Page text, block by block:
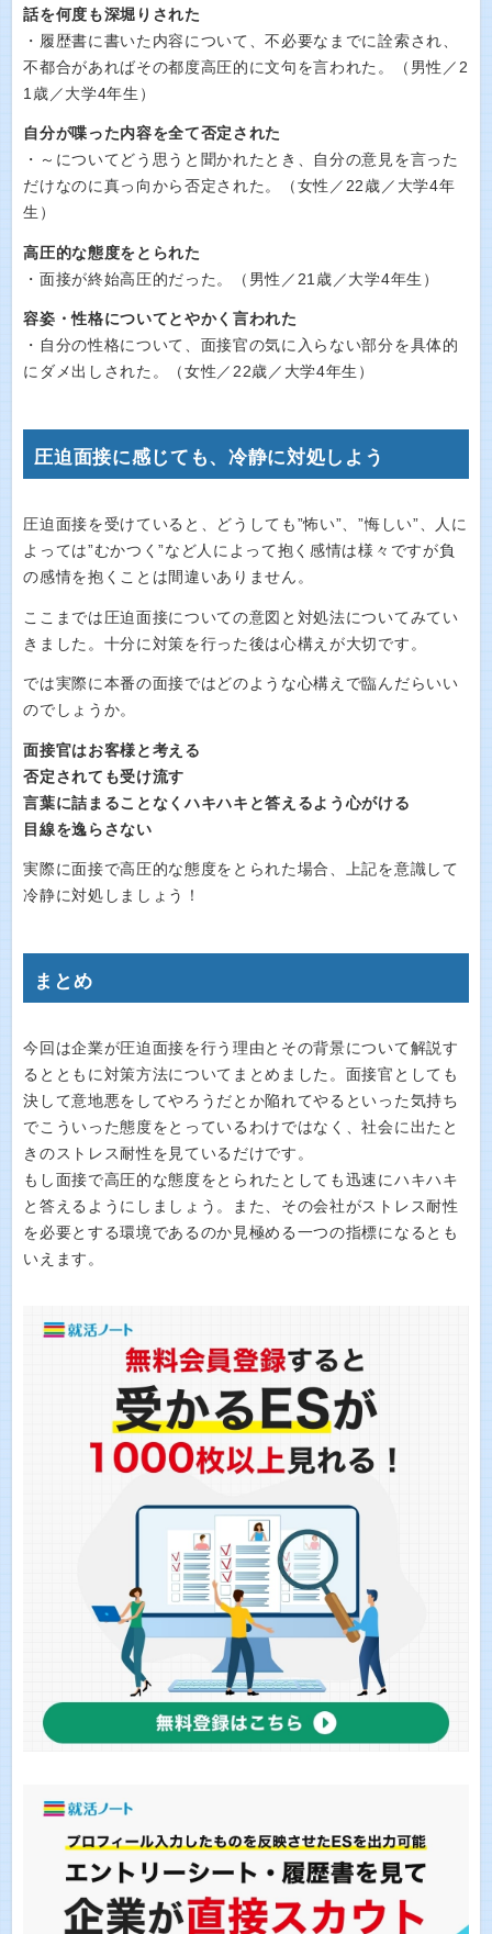
話を何度も深堀りされた
・履歴書に書いた内容について、不必要なまでに詮索され、
不都合があればその都度高圧的に文句を言われた。（男性／2
1歳／大学4年生）
自分が喋った内容を全て否定された
・～についてどう思うと聞かれたとき、自分の意見を言った
だけなのに真っ向から否定された。（女性／22歳／大学4年
生）
高圧的な態度をとられた
・面接が終始高圧的だった。（男性／21歳／大学4年生）
容姿・性格についてとやかく言われた
・自分の性格について、面接官の気に入らない部分を具体的
にダメ出しされた。（女性／22歳／大学4年生）
圧迫面接に感じても、冷静に対処しよう
圧迫面接を受けていると、どうしても”怖い”、”悔しい”、人に
よっては”むかつく”など人によって抱く感情は様々ですが負
の感情を抱くことは間違いありません。
ここまでは圧迫面接についての意図と対処法についてみてい
きました。十分に対策を行った後は心構えが大切です。
では実際に本番の面接ではどのような心構えで臨んだらいい
のでしょうか。
面接官はお客様と考える
否定されても受け流す
言葉に詰まることなくハキハキと答えるよう心がける
目線を逸らさない
実際に面接で高圧的な態度をとられた場合、上記を意識して
冷静に対処しましょう！
まとめ
今回は企業が圧迫面接を行う理由とその背景について解説す
るとともに対策方法についてまとめました。面接官としても
決して意地悪をしてやろうだとか陥れてやるといった気持ち
でこういった態度をとっているわけではなく、社会に出たと
きのストレス耐性を見ているだけです。
もし面接で高圧的な態度をとられたとしても迅速にハキハキ
と答えるようにしましょう。また、その会社がストレス耐性
を必要とする環境であるのか見極める一つの指標になるとも
いえます。